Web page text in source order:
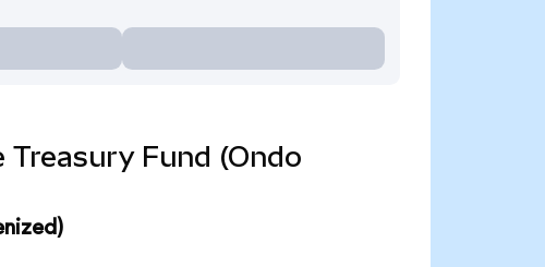
Treasury Fund (Ondo